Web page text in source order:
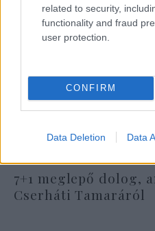
related to security,
functionality and fraud
user protection.
CONFIRM
Data Deletion Data
7+1 meglepő dolog,
Cserháti Tamaráról